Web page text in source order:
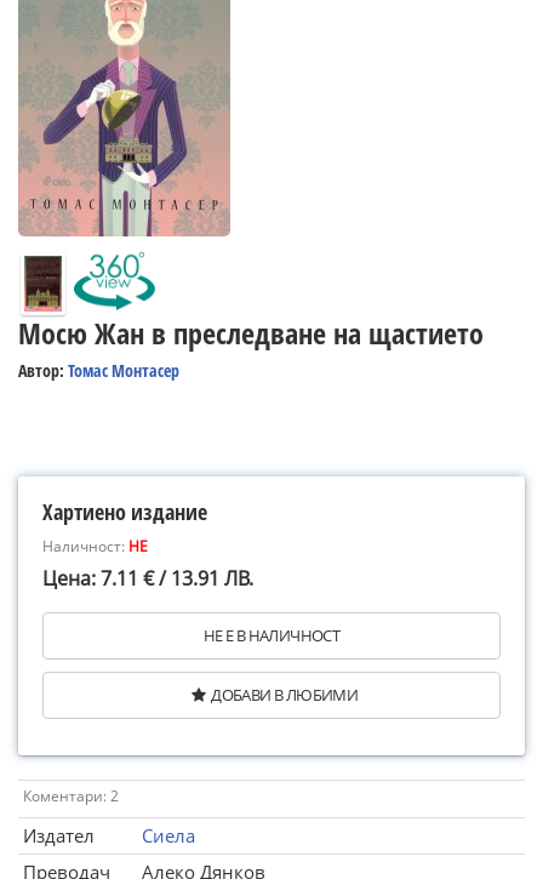
Мосю Жан в преследване на щастието
Автор: Томас Монтасер
Хартиено издание
Наличност: НЕ
Цена: 7.11 € / 13.91 ЛВ.
НЕ Е В НАЛИЧНОСТ
ДОБАВИ В ЛЮБИМИ
Коментари: 2
Издател
Сиела
Преводач
Алеко Дянков